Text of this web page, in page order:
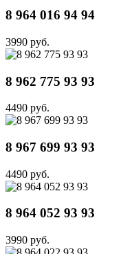
8 964 016 94 94
3990 руб.
8 962 775 93 93
4490 руб.
8 967 699 93 93
4490 руб.
8 964 052 93 93
3990 руб.